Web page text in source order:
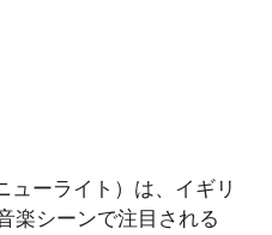
ーライト）は、イギリ
楽シーンで注目される